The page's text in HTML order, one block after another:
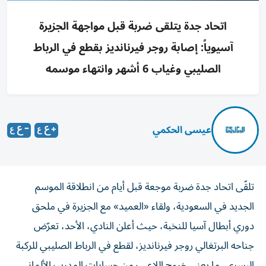
اتحاد جدة يتلقى ضربة قبل مواجهة الجزيرة
آسيوياً: إصابة روجر فيرنانديز بقطع في الرباط
الصليبي وغياب 6 أشهر وانتهاء موسمه
عيسى الحكمي
تلقّى اتحاد جدة ضربة موجعة قبل أيام من انطلاقة الموسم
الجديد في السعودية، ولقاء «العميد» مع الجزيرة في ملحق
دوري أبطال آسيا للنخبة، حيث أعلن النادي، الأحد، تعرّض
جناحه البرتغالي روجر فيرنانديز، لقطع في الرباط الصليبي للركبة